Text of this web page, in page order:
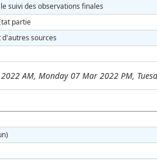
suivi des observations finales
partie
sources
AM, Monday 07 Mar 2022 PM,